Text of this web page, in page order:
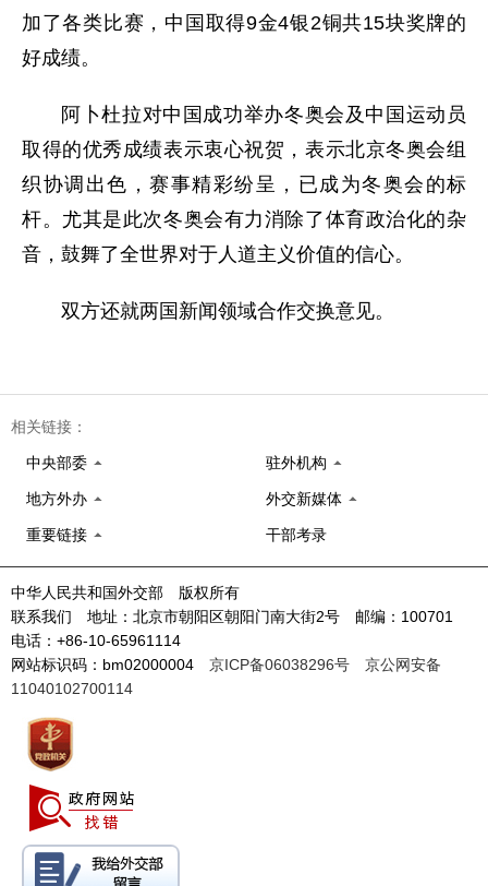
加了各类比赛，中国取得9金4银2铜共15块奖牌的
好成绩。
阿卜杜拉对中国成功举办冬奥会及中国运动员
取得的优秀成绩表示衷心祝贺，表示北京冬奥会组
织协调出色，赛事精彩纷呈，已成为冬奥会的标
杆。尤其是此次冬奥会有力消除了体育政治化的杂
音，鼓舞了全世界对于人道主义价值的信心。
双方还就两国新闻领域合作交换意见。
相关链接：
中央部委 驻外机构
地方外办 外交新媒体
重要链接 干部考录
中华人民共和国外交部 版权所有
联系我们 地址：北京市朝阳区朝阳门南大街2号 邮编：100701
电话：+86-10-65961114
网站标识码：bm02000004 京ICP备06038296号
京公网安备
11040102700114